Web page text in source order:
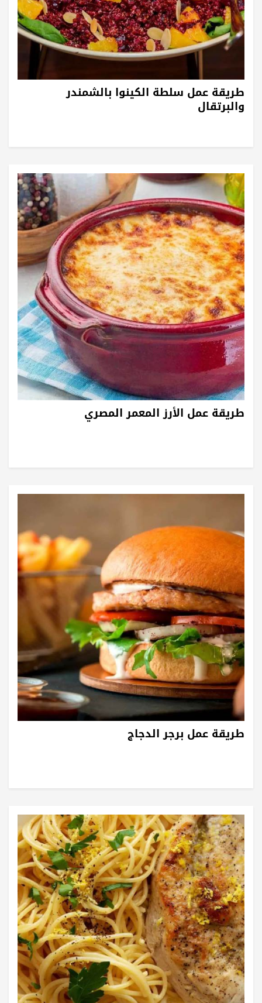
طريقة عمل سلطة الكينوا بالشمندر
والبرتقال
طريقة عمل الأرز المعمر المصري
طريقة عمل برجر الدجاج